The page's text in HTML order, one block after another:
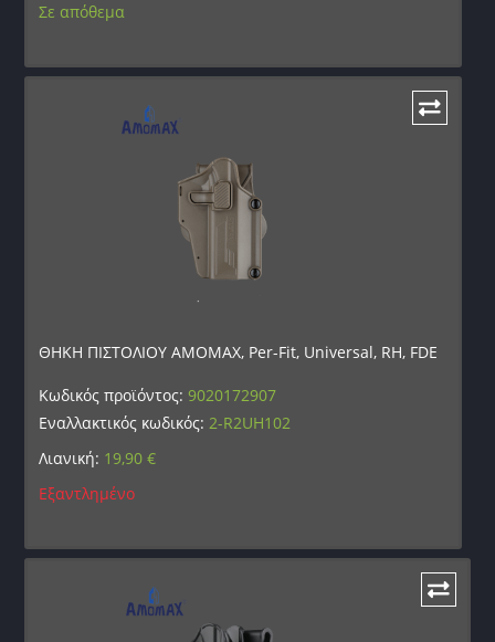
Σε απόθεμα
ΘΗΚΗ ΠΙΣΤΟΛΙΟΥ AMOMAX, Per-Fit, Universal, RH, FDE
Κωδικός προϊόντος:9020172907
Εναλλακτικός κωδικός:2-R2UH102
Λιανική: 19,90€
Εξαντλημένο